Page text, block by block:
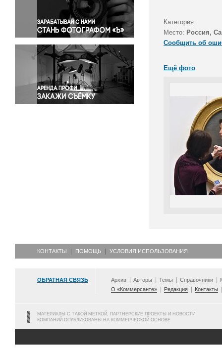
Правосудие
Происшествия и конфликты
Религия
Светская жизнь
Спорт
Экология
Экономика и бизнес
Категория:
Место: Россия,
Сообщить об
Ещё фото
КОНТАКТЫ ПОМОЩЬ УСЛОВИЯ ИСПОЛЬЗОВАНИЯ
ОБРАТНАЯ СВЯЗЬ Архив Авторы Темы Справочники
О «Коммерсанте»
Редакция Контакты
МАТЕРИАЛЫ С ТАКОЙ МЕТКОЙ, ПАРТНЕРСКИЕ ПРОЕКТЫ И НОВОСТИ
КОМПАНИЙ ОПУБЛИКОВАНЫ НА КОММЕРЧЕСКОЙ ОСНОВЕ